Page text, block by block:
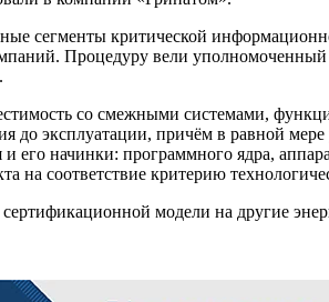
сегменты критической
Процедуру вели
со смежными системами,
эксплуатации, причём в равной
его начинки: программного ядра,
на соответствие критерию
модели на другие